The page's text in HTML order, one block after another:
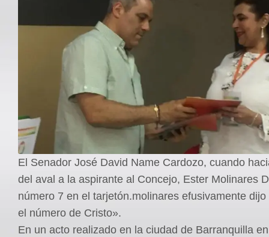
Registro ISSN: 2711-3299
El Senador José David Name Cardozo, cuando
del aval a la aspirante al Concejo, Ester Molinares
número 7 en el tarjetón.molinares efusivamente
el número de Cristo».
En un acto realizado en la ciudad de Barranquilla